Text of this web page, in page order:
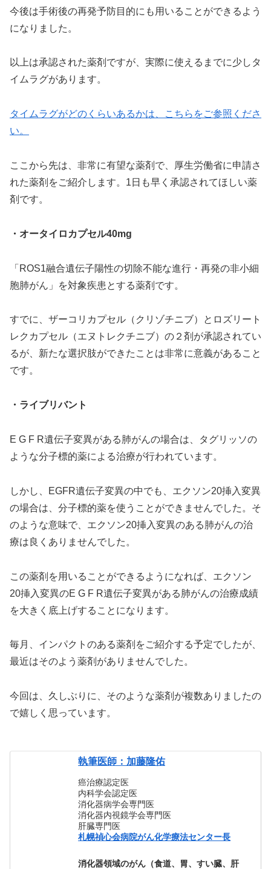
今後は手術後の再発予防目的にも用いることができるよう
になりました。
以上は承認された薬剤ですが、実際に使えるまでに少しタ
イムラグがあります。
タイムラグがどのくらいあるかは、こちらをご参照くださ
い。
ここから先は、非常に有望な薬剤で、厚生労働省に申請さ
れた薬剤をご紹介します。1日も早く承認されてほしい薬
剤です。
・オータイロカプセル40mg
「ROS1融合遺伝子陽性の切除不能な進行・再発の非小細
胞肺がん」を対象疾患とする薬剤です。
すでに、ザーコリカプセル（クリゾチニブ）とロズリート
レクカプセル（エヌトレクチニブ）の２剤が承認されてい
るが、新たな選択肢ができたことは非常に意義があること
です。
・ライブリバント
E G F R遺伝子変異がある肺がんの場合は、タグリッソの
ような分子標的薬による治療が行われています。
しかし、EGFR遺伝子変異の中でも、エクソン20挿入変異
の場合は、分子標的薬を使うことができませんでした。そ
のような意味で、エクソン20挿入変異のある肺がんの治
療は良くありませんでした。
この薬剤を用いることができるようになれば、エクソン
20挿入変異のE G F R遺伝子変異がある肺がんの治療成績
を大きく底上げすることになります。
毎月、インパクトのある薬剤をご紹介する予定でしたが、
最近はそのよう薬剤がありませんでした。
今回は、久しぶりに、そのような薬剤が複数ありましたの
で嬉しく思っています。
執筆医師：加藤隆佑
癌治療認定医
内科学会認定医
消化器病学会専門医
消化器内視鏡学会専門医
肝臓専門医
札幌禎心会病院がん化学療法センター長
消化器領域のがん（食道、胃、すい臓、肝